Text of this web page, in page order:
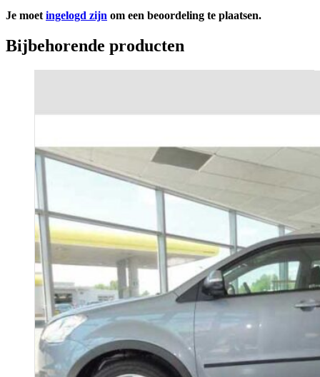
Je moet ingelogd zijn om een beoordeling te plaatsen.
Bijbehorende producten